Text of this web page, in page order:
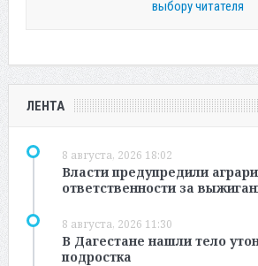
выбору читателя
ЛЕНТА
8 августа, 2026 18:02
Власти предупредили
ответственности за
8 августа, 2026 11:30
В Дагестане нашли тело
подростка